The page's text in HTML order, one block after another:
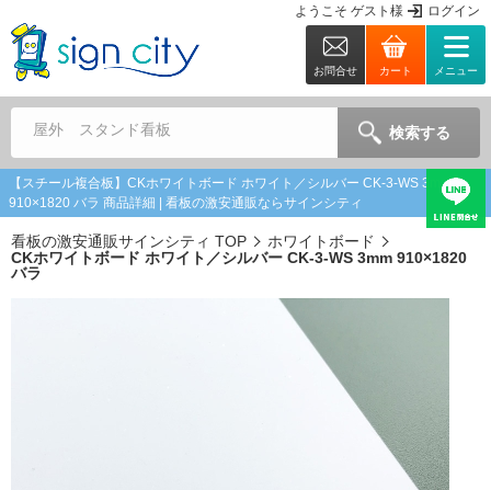
ようこそ ゲスト 様 ログイン
お問合せ カート メニュー
屋外 スタンド看板 検索する
【スチール複合板】CKホワイトボード ホワイト／シルバー CK-3-WS 3mm
910×1820 バラ 商品詳細 | 看板の激安通販ならサインシティ
看板の激安通販サインシティ TOP
ホワイトボード
CKホワイトボード ホワイト／シルバー CK-3-WS 3mm 910×1820
バラ